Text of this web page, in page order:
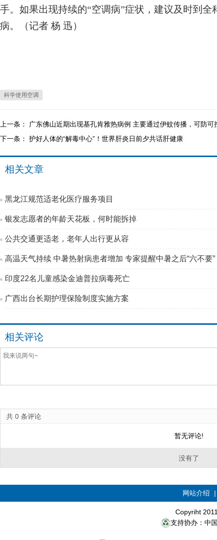
手。如果出现持续的“空调病”症状，建议及时到
病。（记者 杨 迅）
科学使用空调
上一条：
广东佛山近期出现基孔肯雅热病例 主要通过伊蚊传播，可防可
下一条： 护好人体的“解毒中心”！世界肝炎日前夕共话肝健康
相关文章
黑龙江规范适老化医疗服务项目
银发志愿者的年龄天花板，何时能拆掉
公共交通更适老，老年人出行更从容
高温天气持续 中暑热射病患者增加 专家提醒中暑之后“六不要”
印度22名儿童感染金迪普拉病毒死亡
广西出台长期护理保险制度实施方案
相关评论
共 0 条评论
暂无评论!
没有了
网站介绍
Copyriht
支持协办：中